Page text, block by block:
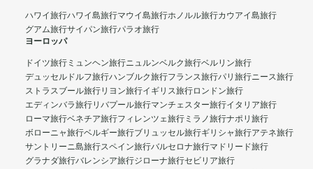
ハワイ旅行ハワイ島旅行マウイ島旅行ホノルル旅行カウアイ島旅行
グアム旅行サイパン旅行パラオ旅行
ヨーロッパ
ドイツ旅行 ミュンヘン旅行ニュルンベルク旅行ベルリン旅行
デュッセルドルフ旅行ハンブルク旅行フランス旅行パリ旅行ニース旅行
ストラスブール旅行リヨン旅行イギリス旅行ロンドン旅行
エディンバラ旅行リバプール旅行マンチェスター旅行イタリア旅行
ローマ旅行ベネチア旅行フィレンツェ旅行 ミラノ旅行ナポリ旅行
ボローニャ旅行ベルギー旅行ブリュッセル旅行ギリシャ旅行アテネ旅行
サントリーニ島旅行スペイン旅行バルセロナ旅行マドリード旅行
グラナダ旅行バレンシア旅行ジローナ旅行セビリア旅行